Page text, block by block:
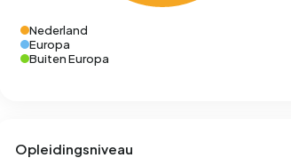
Nederland
Europa
Buiten Europa
Opleidingsniveau